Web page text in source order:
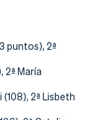
puntos), 2ª
2ª María
(108), 2ª Lisbeth